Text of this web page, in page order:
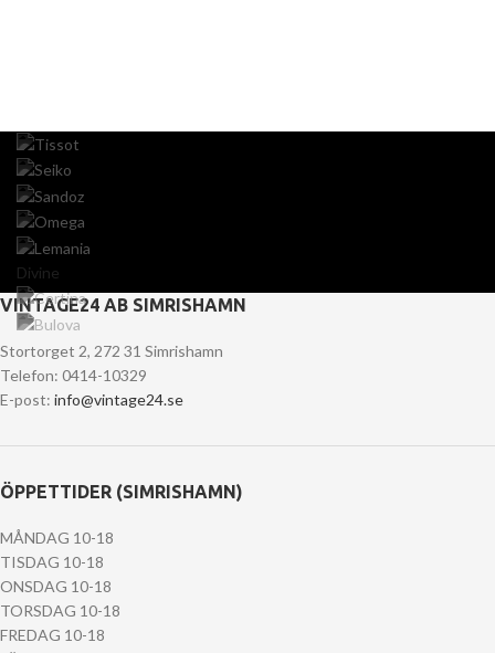
Divine
VINTAGE24 AB SIMRISHAMN
Stortorget 2, 272 31 Simrishamn
Telefon: 0414-10329
E-post: info@vintage24.se
ÖPPETTIDER (SIMRISHAMN)
MÅNDAG 10-18
TISDAG 10-18
ONSDAG 10-18
TORSDAG 10-18
FREDAG 10-18